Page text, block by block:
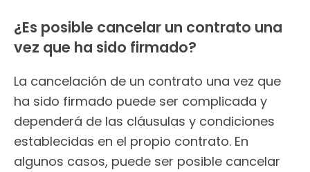
¿Es posible cancelar un contrato una
vez que ha sido firmado?
La cancelación de un contrato una vez que
ha sido firmado puede ser complicada y
dependerá de las cláusulas y condiciones
establecidas en el propio contrato. En
algunos casos, puede ser posible cancelar